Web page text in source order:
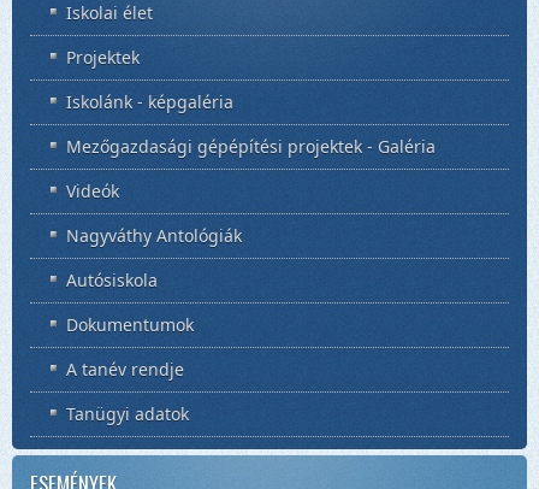
Iskolai élet
Projektek
Iskolánk - képgaléria
Mezőgazdasági gépépítési projektek - Galéria
Videók
Nagyváthy Antológiák
Autósiskola
Dokumentumok
A tanév rendje
Tanügyi adatok